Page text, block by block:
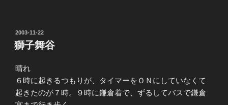
投
稿
日:
2003-11-22
獅子舞谷
晴れ
６時に起きるつもりが、タイマーをＯＮにしていなくて
起きたのが７時。９時に鎌倉着で、ずるしてバスで鎌倉